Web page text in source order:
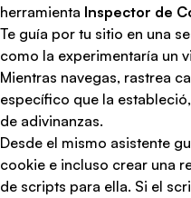
herramienta Inspector de
Te guía por tu sitio en una
como la experimentaría un
Mientras navegas, rastrea
específico que la
de adivinanzas.
Desde el mismo asistente
cookie e incluso crear una
de scripts para ella. Si el